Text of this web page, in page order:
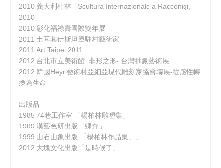
2010 義大利杜林「Scultura Internazionale a Racconigi,
2010」
2010 彰化福祿壽國際雙年展
2011 土耳其伊斯坦堡駐村藝術家
2011 Art Taipei 2011
2012 台北市立美術館: 非形之形- 台灣抽象藝術展
2012 韓國Heyri藝術村亞細亞現代雕刻家協會聯展-從感性轉
換為生命
出版品
1985 74巷工作室 「楊柏林雕塑集」
1989 漢藝色研出版「躶奔」
1999 山石山象出版 「楊柏林作品集」」
2012 大塊文化出版「是時候了」